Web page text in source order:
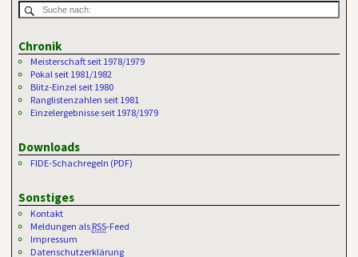
Chronik
Meisterschaft seit 1978/1979
Pokal seit 1981/1982
Blitz-Einzel seit 1980
Ranglistenzahlen seit 1981
Einzelergebnisse seit 1978/1979
Downloads
FIDE-Schachregeln (PDF)
Sonstiges
Kontakt
Meldungen als RSS-Feed
Impressum
Datenschutzerklärung